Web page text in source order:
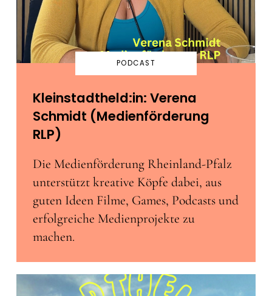
PODCAST
Kleinstadtheld:in: Verena
Schmidt (Medienförderung
RLP)
Die Medienförderung Rheinland-Pfalz
unterstützt kreative Köpfe dabei, aus
guten Ideen Filme, Games, Podcasts und
erfolgreiche Medienprojekte zu
machen.